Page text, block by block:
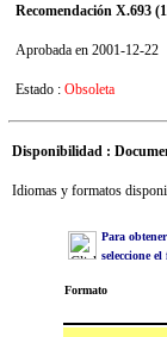
Recomendación X.693
Aprobada en 2001-12-22
Estado : Obsoleta
Disponibilidad :
Idiomas y formatos
Para
seleccione
Formato